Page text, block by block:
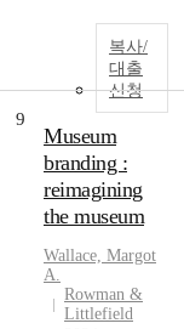
복사/
대출
신청
9
Museum
branding :
reimagining
the museum
Wallace, Margot
A.
Rowman &
Littlefield